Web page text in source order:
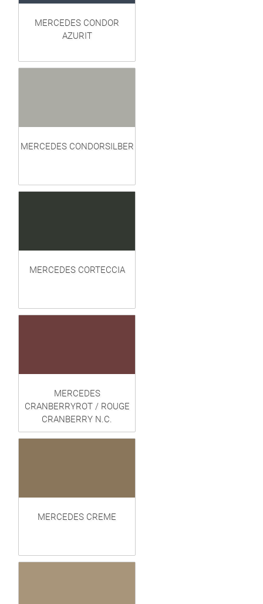
MERCEDES CONDOR
AZURIT
MERCEDES CONDORSILBER
MERCEDES CORTECCIA
MERCEDES
CRANBERRYROT / ROUGE
CRANBERRY N.C.
MERCEDES CREME